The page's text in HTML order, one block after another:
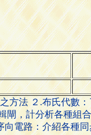
方法 ２.布氏代數
閘，計分析各種組
電路：介紹各種